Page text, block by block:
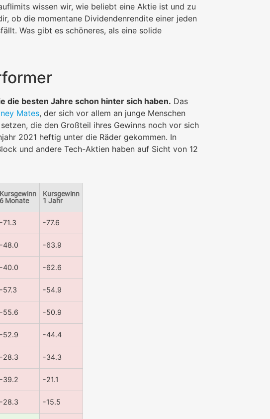
wissen wir, wie beliebt eine Aktie ist und zu
ob die momentane Dividendenrendite einer jeden
Was gibt es schöneres, als eine solide
die besten Jahre schon hinter sich haben. Das
Mates, der sich vor allem an junge Menschen
die den Großteil ihres Gewinns noch vor sich
2021 heftig unter die Räder gekommen. In
und andere Tech-Aktien haben auf Sicht von 12
Kursgewinn
6 Monate
Kursgewinn
1 Jahr
-71.3 -77.6
-48.0 -63.9
-40.0 -62.6
-57.3 -54.9
-55.6 -50.9
-52.9 -44.4
-28.3 -34.3
-39.2 -21.1
-28.3 -15.5